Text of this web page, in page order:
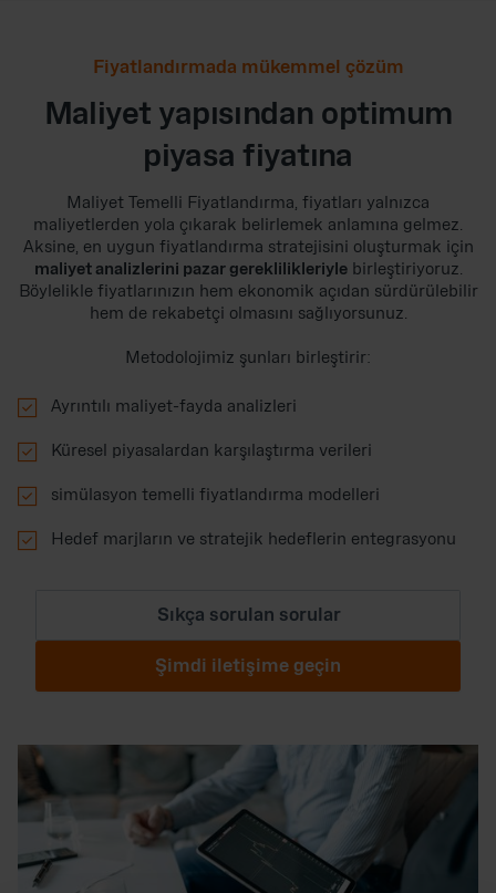
Fiyatlandırmada mükemmel çözüm
Maliyet yapısından optimum
piyasa fiyatına
Maliyet Temelli Fiyatlandırma, fiyatları yalnızca
maliyetlerden yola çıkarak belirlemek anlamına gelmez.
Aksine, en uygun fiyatlandırma stratejisini oluşturmak için
maliyet analizlerini pazar gereklilikleriylebirleştiriyoruz.
Böylelikle fiyatlarınızın hem ekonomik açıdan sürdürülebilir
hem de rekabetçi olmasını sağlıyorsunuz.
Metodolojimiz şunları birleştirir:
 Ayrıntılı maliyet-fayda analizleri
 Küresel piyasalardan karşılaştırma verileri
 simülasyon temelli fiyatlandırma modelleri
 Hedef marjların ve stratejik hedeflerin entegrasyonu
Sıkça sorulan sorular
Şimdi iletişime geçin